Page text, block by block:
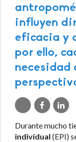
influyen
eficacia y
por ello,
necesidad
Durante mucho
individual (EPI)